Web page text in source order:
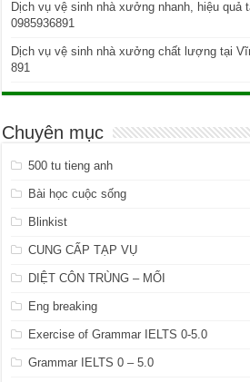
Dịch vụ vệ sinh nhà xưởng nhanh, hiệu quả
0985936891
Dịch vụ vệ sinh nhà xưởng chất lượng tại
891
Chuyên mục
500 tu tieng anh
Bài học cuộc sống
Blinkist
CUNG CẤP TẠP VỤ
DIỆT CÔN TRÙNG – MỐI
Eng breaking
Exercise of Grammar IELTS 0-5.0
Grammar IELTS 0 – 5.0